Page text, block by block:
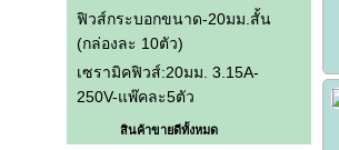
ฟิวส์กระบอกขนาด-20มม.สั้น
(กล่องละ 10ตัว)
เซรามิคฟิวส์:20มม. 3.15A-
250V-แพ๊คละ5ตัว
สินค้าขายดีทั้งหมด